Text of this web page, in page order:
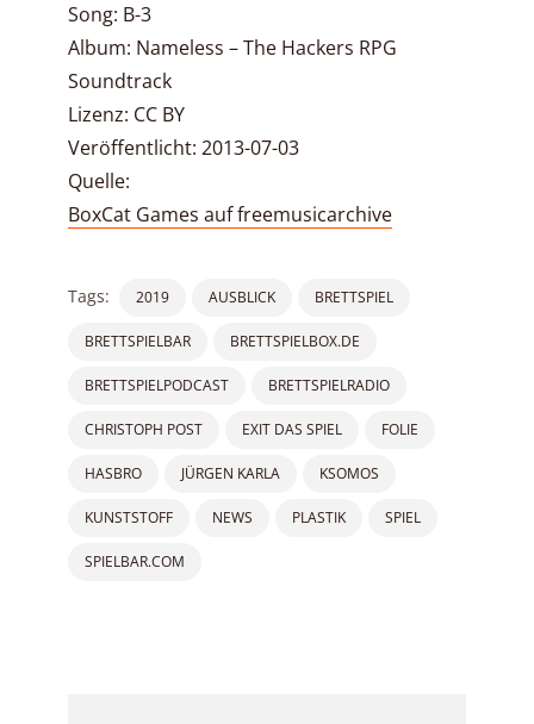
Song: B-3
Album: Nameless – The Hackers RPG
Soundtrack
Lizenz: CC BY
Veröffentlicht: 2013-07-03
Quelle:
BoxCat Games auf freemusicarchive
Tags: 2019 AUSBLICK BRETTSPIEL
BRETTSPIELBAR BRETTSPIELBOX.DE
BRETTSPIELPODCAST BRETTSPIELRADIO
CHRISTOPH POST EXIT DAS SPIEL FOLIE
HASBRO JÜRGEN KARLA KSOMOS
KUNSTSTOFF NEWS PLASTIK SPIEL
SPIELBAR.COM